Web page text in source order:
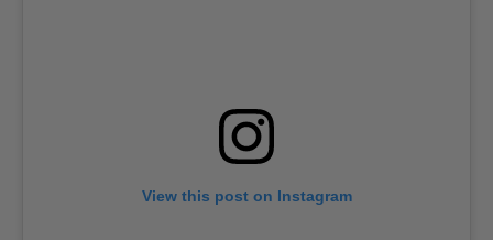
View this post on Instagram